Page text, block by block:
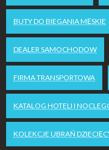
BUTY DO BIEGANIA MĘSKIE
DEALER SAMOCHODOW
FIRMA TRANSPORTOWA
KATALOG HOTELI I
KOLEKCJE UBRAŃ